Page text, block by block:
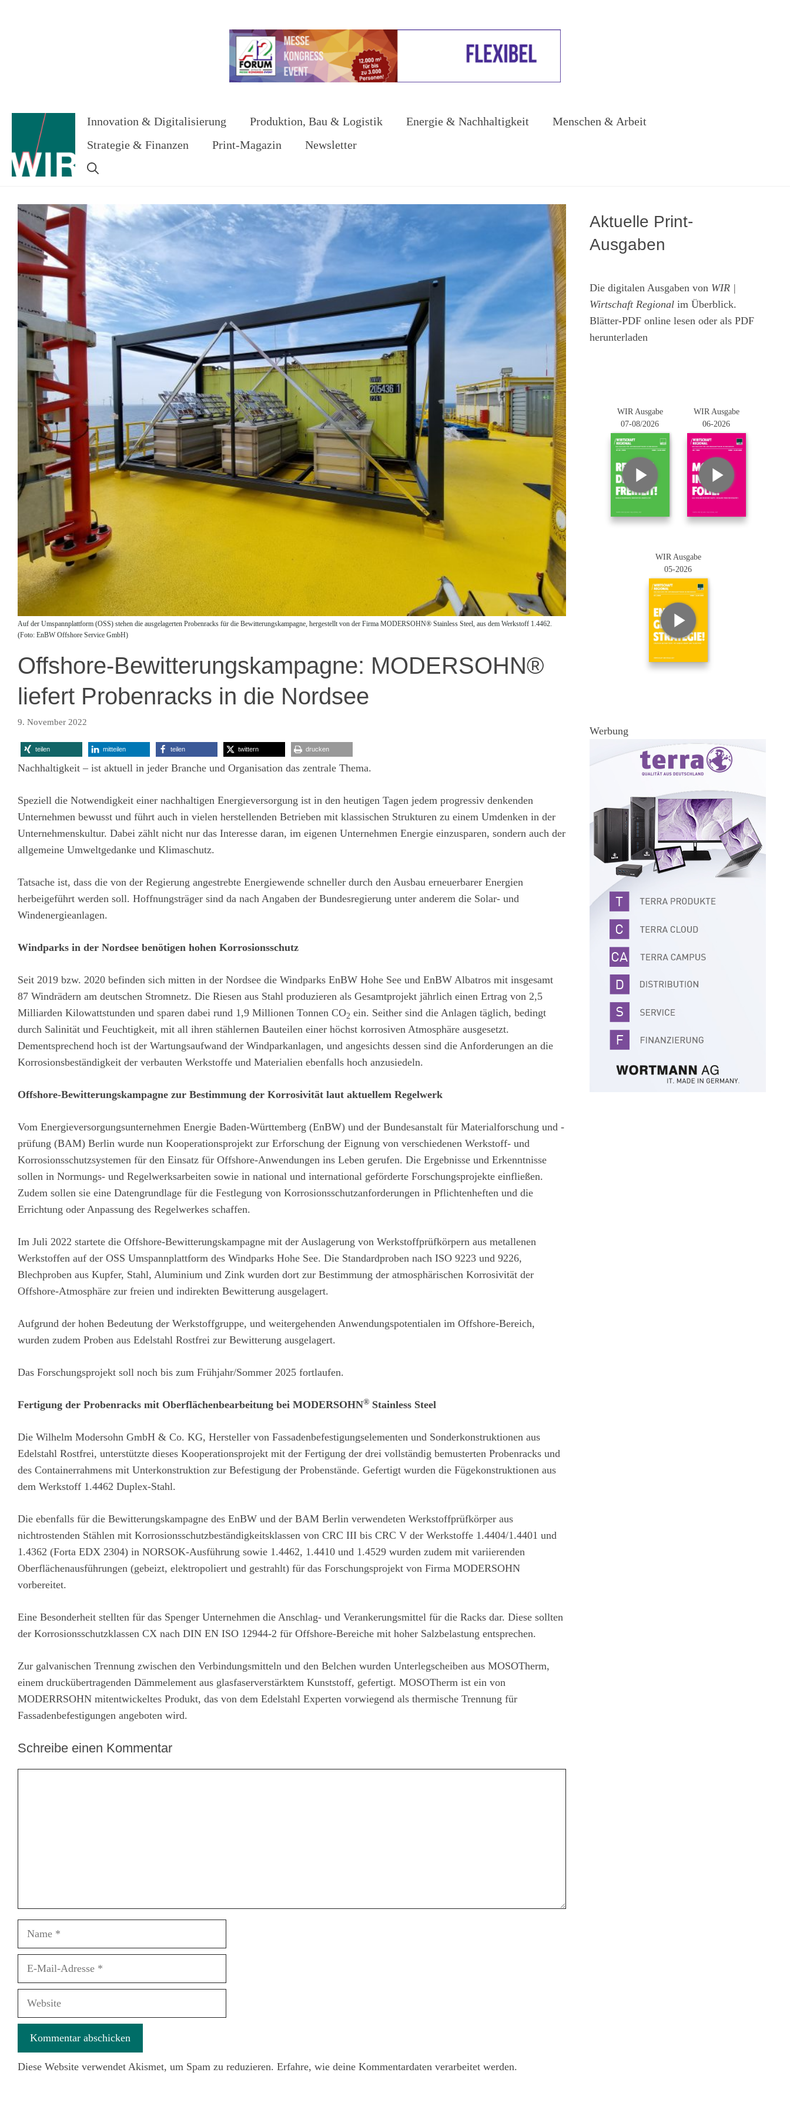
Innovation & Digitalisierung Produktion, Bau & Logistik Energie & Nachhaltigkeit
Menschen & Arbeit
Strategie & Finanzen
Print-Magazin Newsletter
Auf der Umspannplattform (OSS) stehen die ausgelagerten Probenracks für die Bewitterungskampagne, hergestellt von der Firma MODERSOHN® Stainless Steel, aus dem Werkstoff 1.4462.
(Foto: EnBW Offshore Service GmbH)
Offshore-Bewitterungskampagne: MODERSOHN®
liefert Probenracks in die Nordsee
9. November 2022
teilen mitteilen teilen twittern drucken
Nachhaltigkeit – ist aktuell in jeder Branche und Organisation das zentrale Thema.
Speziell die Notwendigkeit einer nachhaltigen Energieversorgung ist in den heutigen Tagen jedem progressiv denkenden
Unternehmen bewusst und führt auch in vielen herstellenden Betrieben mit klassischen Strukturen zu einem Umdenken in der
Unternehmenskultur. Dabei zählt nicht nur das Interesse daran, im eigenen Unternehmen Energie einzusparen, sondern auch der
allgemeine Umweltgedanke und Klimaschutz.
Tatsache ist, dass die von der Regierung angestrebte Energiewende schneller durch den Ausbau erneuerbarer Energien
herbeigeführt werden soll. Hoffnungsträger sind da nach Angaben der Bundesregierung unter anderem die Solar- und
Windenergieanlagen.
Windparks in der Nordsee benötigen hohen Korrosionsschutz
Seit 2019 bzw. 2020 befinden sich mitten in der Nordsee die Windparks EnBW Hohe See und EnBW Albatros mit insgesamt
87 Windrädern am deutschen Stromnetz. Die Riesen aus Stahl produzieren als Gesamtprojekt jährlich einen Ertrag von 2,5
Milliarden Kilowattstunden und sparen dabei rund 1,9 Millionen Tonnen CO2 ein. Seither sind die Anlagen täglich, bedingt
durch Salinität und Feuchtigkeit, mit all ihren stählernen Bauteilen einer höchst korrosiven Atmosphäre ausgesetzt.
Dementsprechend hoch ist der Wartungsaufwand der Windparkanlagen, und angesichts dessen sind die Anforderungen an die
Korrosionsbeständigkeit der verbauten Werkstoffe und Materialien ebenfalls hoch anzusiedeln.
Offshore-Bewitterungskampagne zur Bestimmung der Korrosivität laut aktuellem Regelwerk
Vom Energieversorgungsunternehmen Energie Baden-Württemberg (EnBW) und der Bundesanstalt für Materialforschung und -
prüfung (BAM) Berlin wurde nun Kooperationsprojekt zur Erforschung der Eignung von verschiedenen Werkstoff- und
Korrosionsschutzsystemen für den Einsatz für Offshore-Anwendungen ins Leben gerufen. Die Ergebnisse und Erkenntnisse
sollen in Normungs- und Regelwerksarbeiten sowie in national und international geförderte Forschungsprojekte einfließen.
Zudem sollen sie eine Datengrundlage für die Festlegung von Korrosionsschutzanforderungen in Pflichtenheften und die
Errichtung oder Anpassung des Regelwerkes schaffen.
Im Juli 2022 startete die Offshore-Bewitterungskampagne mit der Auslagerung von Werkstoffprüfkörpern aus metallenen
Werkstoffen auf der OSS Umspannplattform des Windparks Hohe See. Die Standardproben nach ISO 9223 und 9226,
Blechproben aus Kupfer, Stahl, Aluminium und Zink wurden dort zur Bestimmung der atmosphärischen Korrosivität der
Offshore-Atmosphäre zur freien und indirekten Bewitterung ausgelagert.
Aufgrund der hohen Bedeutung der Werkstoffgruppe, und weitergehenden Anwendungspotentialen im Offshore-Bereich,
wurden zudem Proben aus Edelstahl Rostfrei zur Bewitterung ausgelagert.
Das Forschungsprojekt soll noch bis zum Frühjahr/Sommer 2025 fortlaufen.
Fertigung der Probenracks mit Oberflächenbearbeitung bei MODERSOHN® Stainless Steel
Die Wilhelm Modersohn GmbH & Co. KG, Hersteller von Fassadenbefestigungselementen und Sonderkonstruktionen aus
Edelstahl Rostfrei, unterstützte dieses Kooperationsprojekt mit der Fertigung der drei vollständig bemusterten Probenracks und
des Containerrahmens mit Unterkonstruktion zur Befestigung der Probenstände. Gefertigt wurden die Fügekonstruktionen aus
dem Werkstoff 1.4462 Duplex-Stahl.
Die ebenfalls für die Bewitterungskampagne des EnBW und der BAM Berlin verwendeten Werkstoffprüfkörper aus
nichtrostenden Stählen mit Korrosionsschutzbeständigkeitsklassen von CRC III bis CRC V der Werkstoffe 1.4404/1.4401 und
1.4362 (Forta EDX 2304) in NORSOK-Ausführung sowie 1.4462, 1.4410 und 1.4529 wurden zudem mit variierenden
Oberflächenausführungen (gebeizt, elektropoliert und gestrahlt) für das Forschungsprojekt von Firma MODERSOHN
vorbereitet.
Eine Besonderheit stellten für das Spenger Unternehmen die Anschlag- und Verankerungsmittel für die Racks dar. Diese sollten
der Korrosionsschutzklassen CX nach DIN EN ISO 12944-2 für Offshore-Bereiche mit hoher Salzbelastung entsprechen.
Zur galvanischen Trennung zwischen den Verbindungsmitteln und den Belchen wurden Unterlegscheiben aus MOSOTherm,
einem druckübertragenden Dämmelement aus glasfaserverstärktem Kunststoff, gefertigt. MOSOTherm ist ein von
MODERRSOHN mitentwickeltes Produkt, das von dem Edelstahl Experten vorwiegend als thermische Trennung für
Fassadenbefestigungen angeboten wird.
Schreibe einen Kommentar
Name
Website
Diese Website verwendet Akismet, um Spam zu reduzieren. Erfahre, wie deine Kommentardaten verarbeitet werden.
Aktuelle Print-
Ausgaben
Die digitalen Ausgaben von WIR |
Wirtschaft Regional im Überblick.
Blätter-PDF online lesen oder als PDF
herunterladen
WIR Ausgabe
07-08/2026
WIR Ausgabe
06-2026
WIR Ausgabe
05-2026
Werbung